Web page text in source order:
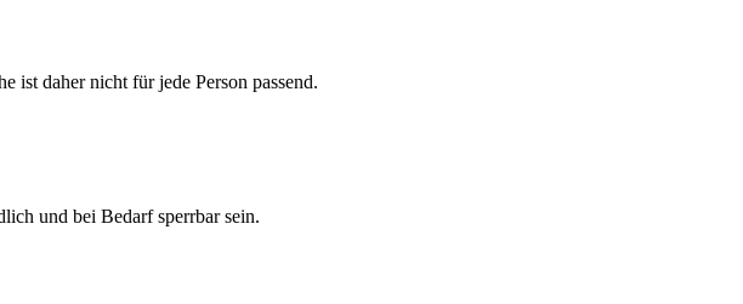
ist daher nicht für jede Person passend.
und bei Bedarf sperrbar sein.